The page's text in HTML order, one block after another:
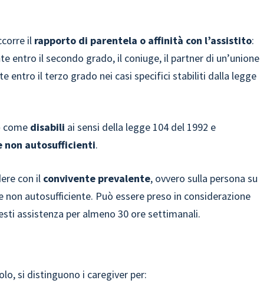
il rapporto di parentela o affinità con l’assistito:
entro il secondo grado, il coniuge, il partner di un’unione
entro il terzo grado nei casi specifici stabiliti dalla legge
come disabili ai sensi della legge 104 del 1992 e
non autosufficienti.
con il convivente prevalente, ovvero sulla persona su
autosufficiente. Può essere preso in considerazione
assistenza per almeno 30 ore settimanali.
si distinguono i caregiver per: